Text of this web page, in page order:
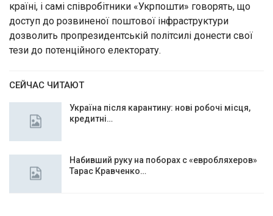
країні, і самі співробітники «Укрпошти» говорять, що
доступ до розвиненої поштової інфраструктури
дозволить пропрезидентській політсилі донести свої
тези до потенційного електорату.
СЕЙЧАС ЧИТАЮТ
Україна після карантину: нові робочі місця,
кредитні…
Набивший руку на поборах с «евробляхеров»
Тарас Кравченко…